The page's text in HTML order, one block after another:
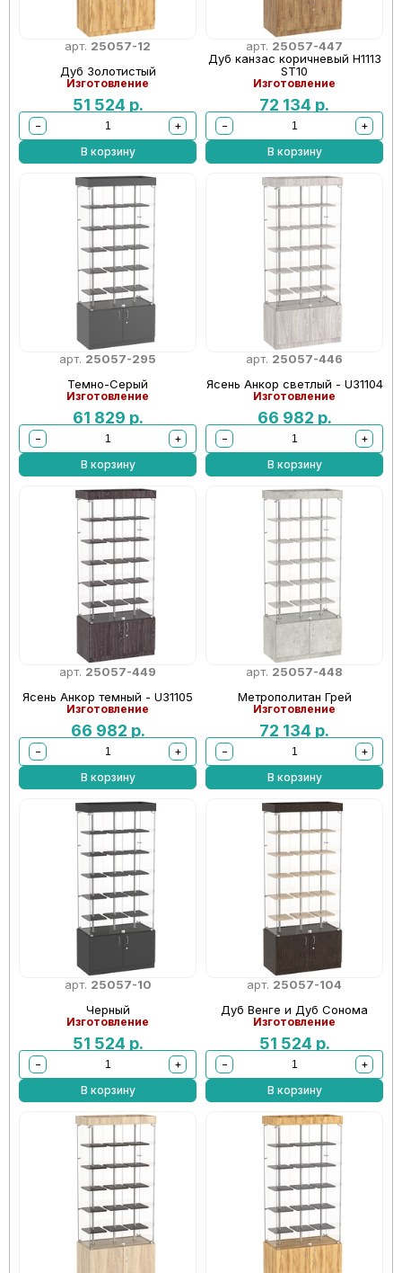
арт. 25057-12
Дуб Золотистый
Изготовление
51 524 р.
−
+
В корзину
арт. 25057-447
Дуб канзас коричневый Н1113
ST10
Изготовление
72 134 р.
−
+
В корзину
арт. 25057-295
Темно-Серый
Изготовление
61 829 р.
−
+
В корзину
арт. 25057-446
Ясень Анкор светлый - U31104
Изготовление
66 982 р.
−
+
В корзину
арт. 25057-449
Ясень Анкор темный - U31105
Изготовление
66 982 р.
−
+
В корзину
арт. 25057-448
Метрополитан Грей
Изготовление
72 134 р.
−
+
В корзину
арт. 25057-10
Черный
Изготовление
51 524 р.
−
+
В корзину
арт. 25057-104
Дуб Венге и Дуб Сонома
Изготовление
51 524 р.
−
+
В корзину